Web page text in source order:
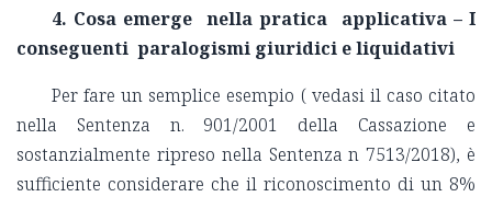
4. Cosa emerge nella pratica applicativa – I
conseguenti paralogismi giuridici e liquidativi
Per fare un semplice esempio ( vedasi il caso citato
nella Sentenza n. 901/2001 della Cassazione e
sostanzialmente ripreso nella Sentenza n 7513/2018), è
sufficiente considerare che il riconoscimento di un 8%